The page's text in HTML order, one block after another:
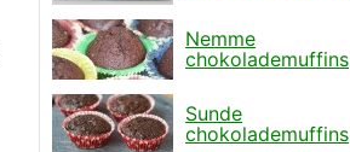
Nemme
chokolademuffins
Sunde
chokolademuffins